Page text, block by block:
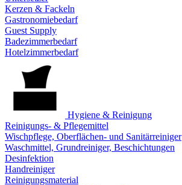
Kerzen & Fackeln
Gastronomiebedarf
Guest Supply
Badezimmerbedarf
Hotelzimmerbedarf
Hygiene & Reinigung
Reinigungs- & Pflegemittel
Wischpflege, Oberflächen- und Sanitärreiniger
Waschmittel, Grundreiniger, Beschichtungen
Desinfektion
Handreiniger
Reinigungsmaterial